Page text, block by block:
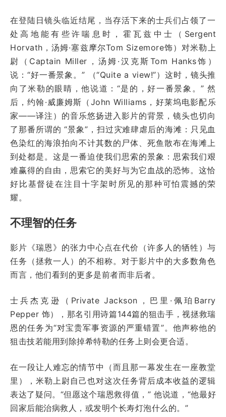
在登陆日镜头临近结尾，当存活下来的士兵们占领了一
处高地能有些许喘息时，霍瓦兹中士（Sergent
Horvath，汤姆·塞兹摩尔Tom Sizemore饰）对米勒上
尉（Captain Miller，汤姆·汉克斯Tom Hanks饰）
说：“好一番景象。” （“Quite a view!”）这时，镜头推
向了米勒的眼睛，他说道：“是的，好一番景象。” 然
后，约翰·威廉姆斯（John Williams，好莱坞电影配乐
家——译注）的音乐悠扬进入影片的背景，镜头也切向
了那番所谓的 “景象”，扫过灾难肆虐后的海滩：只见血
色染红的海浪拍向不计其数的尸体、死鱼散布在海滩上
到处都是。这是一番迫使我们思索的景象：思索我们艰
难赢得的自由，思索它的美好与为它血战的恐怖。这恰
好比基督徒在注目十字架时所见的那种可怕震撼的荣
耀。
不理智的任务
影片《瑞恩》的张力中心点在代价（许多人的牺牲）与
任务（拯救一人）的不相称。对于影片中的大多数角色
而言，他们看到的更多是前者而非后者。
士兵杰克逊（Private Jackson，巴里·佩珀Barry
Pepper 饰），那名引用诗篇144篇的狙击手，视拯救瑞
恩的任务为“对宝贵军事资源的严重错置”。他声称他的
狙击技若能用到除掉希特勒的任务上则会更合适。
在一段让人难忘的情节中（而且那一幕发生在一座教堂
里），米勒上尉自己也对这次任务背后成本收益的逻辑
表达了疑问。“但愿这个瑞恩救得值，” 他说道，“他最好
回家后能治病救人，或发明个长寿灯泡什么的。”